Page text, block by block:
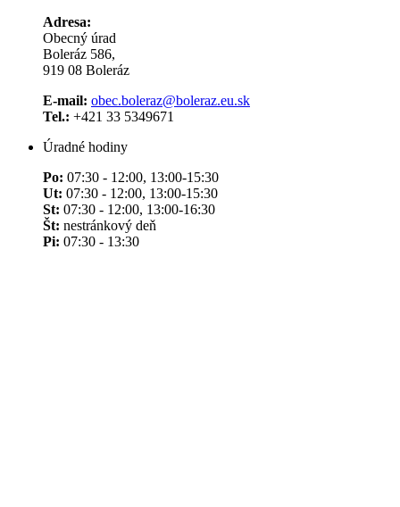
Adresa:
Obecný úrad
Boleráz 586,
919 08 Boleráz
E-mail: obec.boleraz@boleraz.eu.sk
Tel.: +421 33 5349671
Úradné hodiny
Po: 07:30 - 12:00, 13:00-15:30
Ut: 07:30 - 12:00, 13:00-15:30
St: 07:30 - 12:00, 13:00-16:30
Št: nestránkový deň
Pi: 07:30 - 13:30